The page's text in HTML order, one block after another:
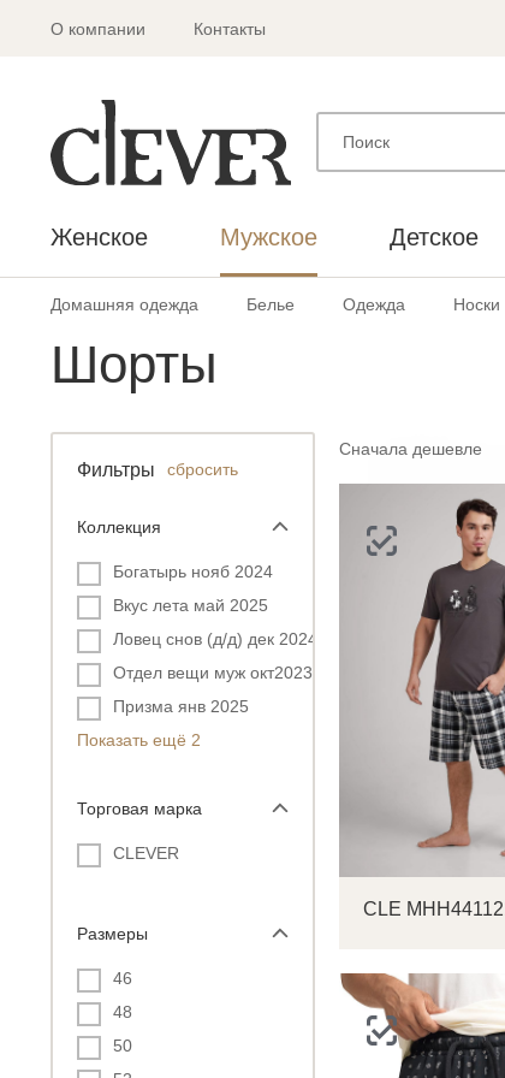
О компании Контакты
Женское Мужское Детское
Домашняя одежда Белье Одежда Носки
Шорты
Фильтры сбросить
Коллекция
Богатырь нояб 2024
Вкус лета май 2025
Ловец снов (д/д) дек 2024
Отдел вещи муж окт2023
Призма янв 2025
Показать ещё 2
Торговая марка
CLEVER
Размеры
46
48
50
Сначала дешевле